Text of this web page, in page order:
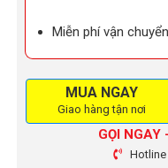
Miễn phí vận
MUA NGAY
Giao hàng tận nơi
GỌI NGAY
Hotline